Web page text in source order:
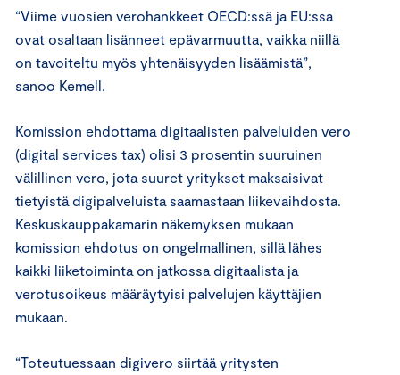
“Viime vuosien verohankkeet OECD:ssä ja EU:ssa
ovat osaltaan lisänneet epävarmuutta, vaikka niillä
on tavoiteltu myös yhtenäisyyden lisäämistä”,
sanoo Kemell.
Komission ehdottama digitaalisten palveluiden vero
(digital services tax) olisi 3 prosentin suuruinen
välillinen vero, jota suuret yritykset maksaisivat
tietyistä digipalveluista saamastaan liikevaihdosta.
Keskuskauppakamarin näkemyksen mukaan
komission ehdotus on ongelmallinen, sillä lähes
kaikki liiketoiminta on jatkossa digitaalista ja
verotusoikeus määräytyisi palvelujen käyttäjien
mukaan.
“Toteutuessaan digivero siirtää yritysten